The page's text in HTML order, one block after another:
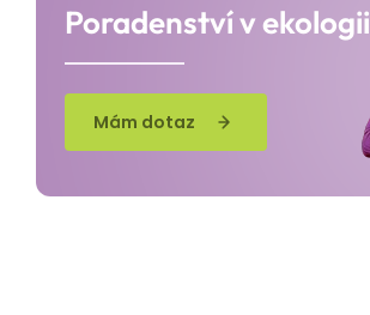
Poradenství v ekologii
Mám dotaz